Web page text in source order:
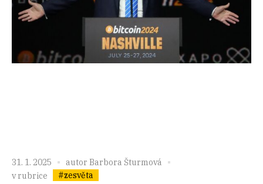
31. 1. 2025 autor Barbora Šturmová
v rubrice
#zesvěta